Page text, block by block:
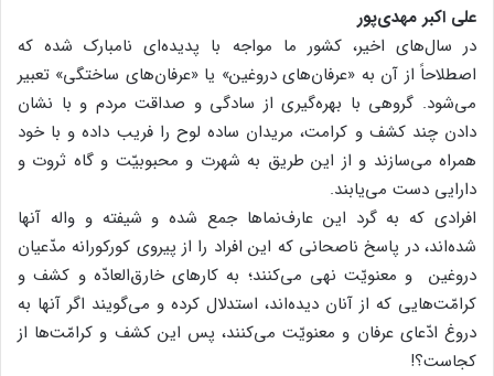
علی اکبر مهدی‌پور
در سال‌های اخیر، کشور ما مواجه با پدیده‌ای نامبارک شده که
اصطلاحاً از آن به «عرفان‌های دروغین» یا «عرفان‌های ساختگی» تعبیر
می‌شود. گروهی با بهره‌گیری از سادگی و صداقت مردم و با نشان
دادن چند کشف و کرامت، مریدان ساده لوح را فریب داده و با خود
همراه می‌سازند و از این طریق به شهرت و محبوبیّت و گاه ثروت و
دارایی دست می‌یابند.
افرادی که به گرد این عارف‌نماها جمع شده و شیفته و واله آنها
شده‌اند، در پاسخ ناصحانی که این افراد را از پیروی کورکورانه مدّعیان
دروغین و معنویّت نهی می‌کنند؛ به کارهای خارق‌العادّه و کشف و
کرامّت‌هایی که از آنان دیده‌اند، استدلال کرده و می‌گویند اگر آنها به
دروغ ادّعای عرفان و معنویّت می‌کنند، پس این کشف و کرامّت‌ها از
کجاست؟!